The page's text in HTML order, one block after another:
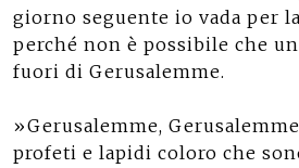
giorno seguente io vada per
perché non è possibile che
fuori di Gerusalemme.
»Gerusalemme,
profeti e lapidi coloro che